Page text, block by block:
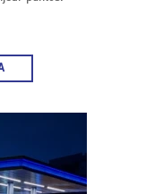
LA APP YPF